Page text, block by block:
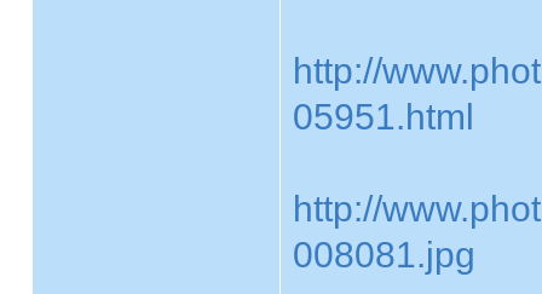
http://
05951.html
http://
008081.jpg